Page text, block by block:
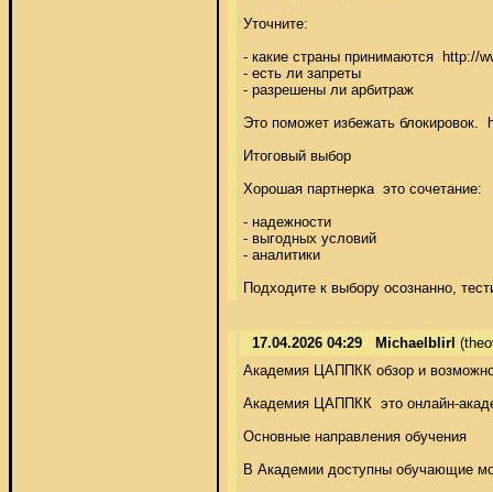
Уточните:
- какие страны принимаются  http://
- есть ли запреты
- разрешены ли арбитраж
Это поможет избежать блокировок.
Итоговый выбор
Хорошая партнерка  это сочетание:
- надежности
- выгодных условий
- аналитики
Подходите к выбору осознанно,
17.04.2026 04:29 Michaelblirl
Академия ЦАППКК обзор и
Академия ЦАППКК  это онлайн-
Основные направления обучения
В Академии доступны обучающие